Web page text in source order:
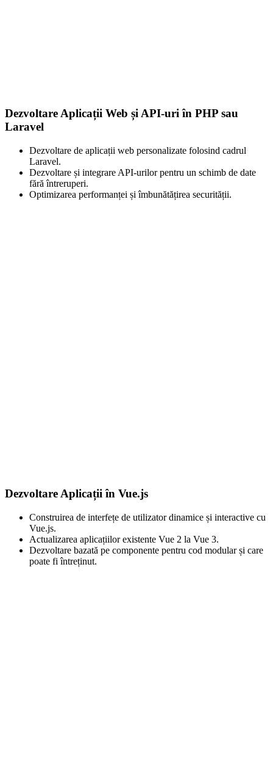
Dezvoltare Aplicații Web și API-uri în PHP sau
Laravel
Dezvoltare de aplicații web personalizate folosind cadrul
Laravel.
Dezvoltare și integrare API-urilor pentru un schimb de date
fără întreruperi.
Optimizarea performanței și îmbunătățirea securității.
Dezvoltare Aplicații în Vue.js
Construirea de interfețe de utilizator dinamice și interactive cu
Vue.js.
Actualizarea aplicațiilor existente Vue 2 la Vue 3.
Dezvoltare bazată pe componente pentru cod modular și care
poate fi întreținut.